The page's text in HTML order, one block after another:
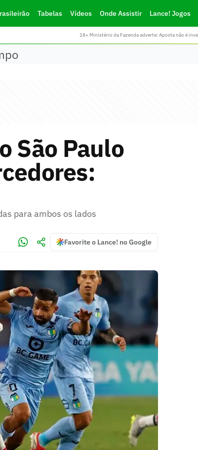
Tabelas Vídeos Onde Assistir Lance! Jogos
18+ Ministério da Fazenda adverte: Aposta não é
São Paulo
para ambos os lados
Favorite o Lance! no Google